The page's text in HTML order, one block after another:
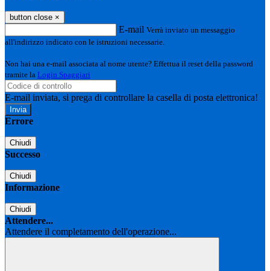
button close ×
E-mail Verrà inviato un messaggio
all'indirizzo indicato con le istruzioni necessarie.
Non hai una e-mail associata al nome utente? Effettua il reset della password
tramite la Login Spaggiari
E-mail inviata, si prega di controllare la casella di posta elettronica!
Errore
Chiudi
Successo
Chiudi
Informazione
Chiudi
Attendere...
Attendere il completamento dell'operazione...